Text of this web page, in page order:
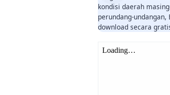
kondisi daerah
perundang-undangan,
download secara